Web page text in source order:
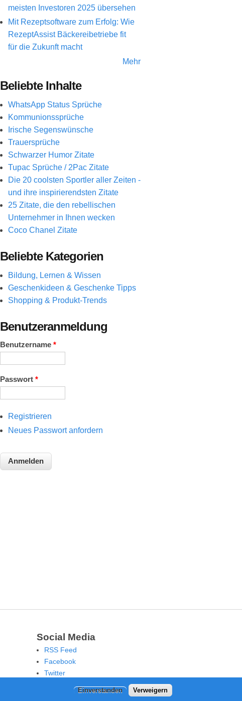
Einverstanden Verweigern
meisten Investoren 2025 übersehen
Mit Rezeptsoftware zum Erfolg: Wie
RezeptAssist Bäckereibetriebe fit
für die Zukunft macht
Mehr
Beliebte Inhalte
WhatsApp Status Sprüche
Kommunionssprüche
Irische Segenswünsche
Trauersprüche
Schwarzer Humor Zitate
Tupac Sprüche / 2Pac Zitate
Die 20 coolsten Sportler aller Zeiten -
und ihre inspirierendsten Zitate
25 Zitate, die den rebellischen
Unternehmer in Ihnen wecken
Coco Chanel Zitate
Beliebte Kategorien
Bildung, Lernen & Wissen
Geschenkideen & Geschenke Tipps
Shopping & Produkt-Trends
Benutzeranmeldung
Benutzername *
Passwort *
Registrieren
Neues Passwort anfordern
Social Media
RSS Feed
Facebook
Twitter